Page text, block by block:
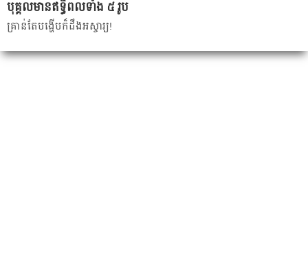
បុគ្គលមានឥទ្ធិពលទាំង ៥ រូប
គ្រាន់តែបង្ហើបក៏ដឹងអស្ចារ្យ!